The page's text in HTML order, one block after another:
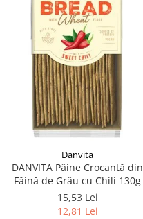
Danvita
DANVITA Pâine Crocantă din
Făină de Grâu cu Chili 130g
15,53 Lei
12,81 Lei